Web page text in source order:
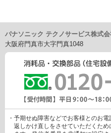
パナソニック テクノサービス株式
大阪府門真市大字門真1048
・予期せぬ障害などでお客様とのお
返しかけ直しをさせていただくため